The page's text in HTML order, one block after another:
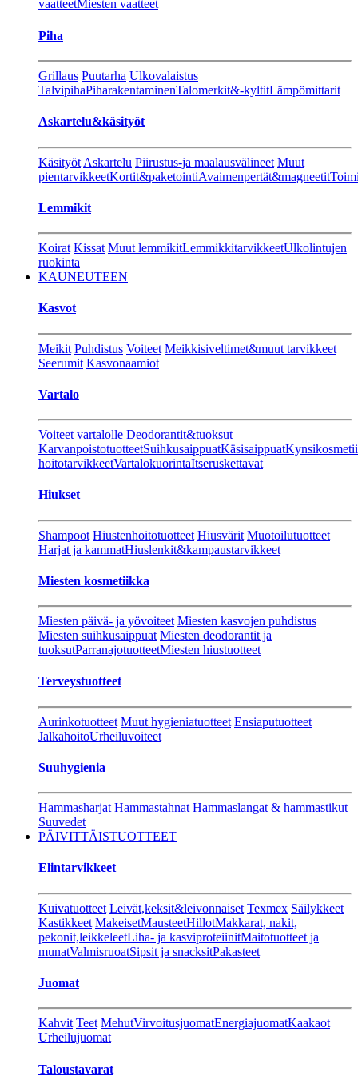
vaatteetMiesten vaatteet
Piha
Grillaus Puutarha Ulkovalaistus
TalvipihaPiharakentaminenTalomerkit&-kyltitLämpömittarit
Askartelu&käsityöt
Käsityöt Askartelu Piirustus-ja maalausvälineet Muut
pientarvikkeetKortit&paketointiAvaimenpertät&magneetit
Lemmikit
Koirat Kissat Muut lemmikitLemmikkitarvikkeetUlkolintujen
ruokinta
KAUNEUTEEN
Kasvot
Meikit Puhdistus Voiteet Meikkisiveltimet&muut tarvikkeet
Seerumit Kasvonaamiot
Vartalo
Voiteet vartalolle Deodorantit&tuoksut
KarvanpoistotuotteetSuihkusaippuatKäsisaippuat
hoitotarvikkeetVartalokuorintaItseruskettavat
Hiukset
Shampoot Hiustenhoitotuotteet Hiusvärit Muotoilutuotteet
Harjat ja kammatHiuslenkit&kampaustarvikkeet
Miesten kosmetiikka
Miesten päivä- ja yövoiteet Miesten kasvojen puhdistus
Miesten suihkusaippuat Miesten deodorantit ja
tuoksutParranajotuotteetMiesten hiustuotteet
Terveystuotteet
Aurinkotuotteet Muut hygieniatuotteet Ensiaputuotteet
JalkahoitoUrheiluvoiteet
Suuhygienia
Hammasharjat Hammastahnat Hammaslangat & hammastikut
Suuvedet
PÄIVITTÄISTUOTTEET
Elintarvikkeet
Kuivatuotteet Leivät,keksit&leivonnaiset Texmex Säilykkeet
Kastikkeet MakeisetMausteetHillotMakkarat, nakit,
pekonit,leikkeleetLiha- ja kasviproteiinitMaitotuotteet ja
munatValmisruoatSipsit ja snacksitPakasteet
Juomat
Kahvit Teet MehutVirvoitusjuomatEnergiajuomatKaakaot
Urheilujuomat
Taloustavarat